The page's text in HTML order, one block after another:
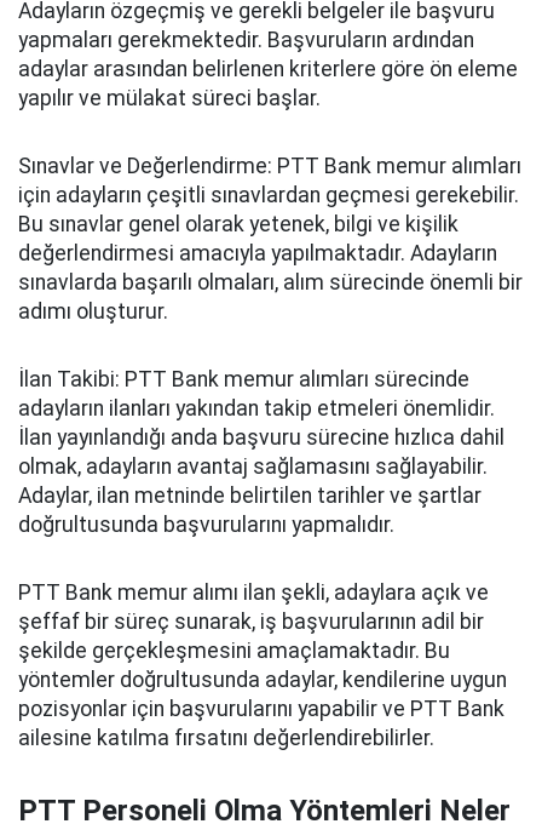
Adayların özgeçmiş ve gerekli belgeler ile başvuru
yapmaları gerekmektedir. Başvuruların ardından
adaylar arasından belirlenen kriterlere göre ön eleme
yapılır ve mülakat süreci başlar.
Sınavlar ve Değerlendirme: PTT Bank memur alımları
için adayların çeşitli sınavlardan geçmesi gerekebilir.
Bu sınavlar genel olarak yetenek, bilgi ve kişilik
değerlendirmesi amacıyla yapılmaktadır. Adayların
sınavlarda başarılı olmaları, alım sürecinde önemli bir
adımı oluşturur.
İlan Takibi: PTT Bank memur alımları sürecinde
adayların ilanları yakından takip etmeleri önemlidir.
İlan yayınlandığı anda başvuru sürecine hızlıca dahil
olmak, adayların avantaj sağlamasını sağlayabilir.
Adaylar, ilan metninde belirtilen tarihler ve şartlar
doğrultusunda başvurularını yapmalıdır.
PTT Bank memur alımı ilan şekli, adaylara açık ve
şeffaf bir süreç sunarak, iş başvurularının adil bir
şekilde gerçekleşmesini amaçlamaktadır. Bu
yöntemler doğrultusunda adaylar, kendilerine uygun
pozisyonlar için başvurularını yapabilir ve PTT Bank
ailesine katılma fırsatını değerlendirebilirler.
PTT Personeli Olma Yöntemleri Neler